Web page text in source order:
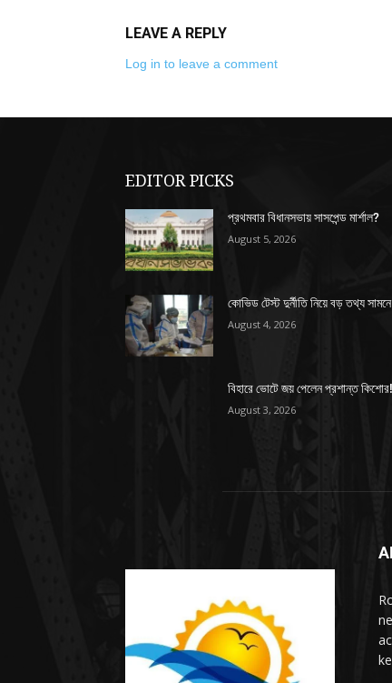
LEAVE A REPLY
Log in to leave a comment
EDITOR PICKS
প্রথমবার বিধানসভায় সাসপেন্ড মার্শাল?
August 5, 2026
কোভিড টেস্ট দুর্নীতি নিয়ে বড় তথ্য
August 4, 2026
বিহারে ভোটে জয় পেলেন প্রশান্ত কিশোর!
August 3, 2026